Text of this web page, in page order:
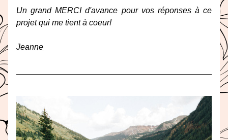
Un grand MERCI d'avance pour vos réponses à ce
projet qui me tient à coeur!
Jeanne